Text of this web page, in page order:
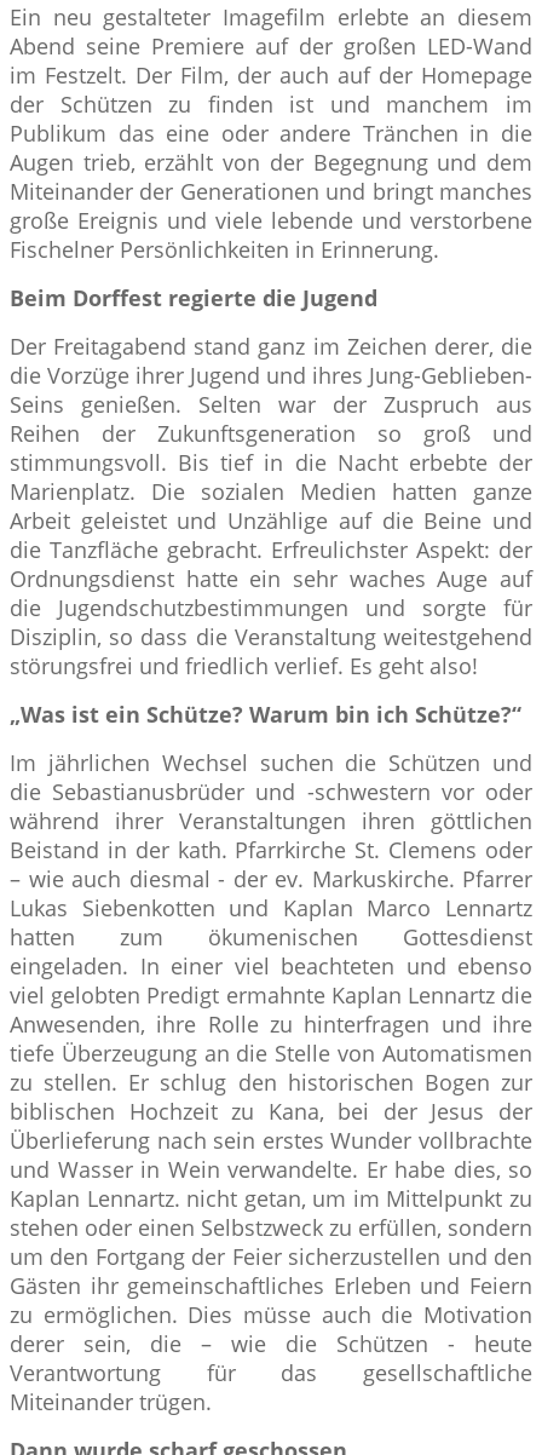
Ein neu gestalteter Imagefilm erlebte an diesem
Abend seine Premiere auf der großen LED-Wand
im Festzelt. Der Film, der auch auf der Homepage
der Schützen zu finden ist und manchem im
Publikum das eine oder andere Tränchen in die
Augen trieb, erzählt von der Begegnung und dem
Miteinander der Generationen und bringt manches
große Ereignis und viele lebende und verstorbene
Fischelner Persönlichkeiten in Erinnerung.
Beim Dorffest regierte die Jugend
Der Freitagabend stand ganz im Zeichen derer, die
die Vorzüge ihrer Jugend und ihres Jung-Geblieben-
Seins genießen. Selten war der Zuspruch aus
Reihen der Zukunftsgeneration so groß und
stimmungsvoll. Bis tief in die Nacht erbebte der
Marienplatz. Die sozialen Medien hatten ganze
Arbeit geleistet und Unzählige auf die Beine und
die Tanzfläche gebracht. Erfreulichster Aspekt: der
Ordnungsdienst hatte ein sehr waches Auge auf
die Jugendschutzbestimmungen und sorgte für
Disziplin, so dass die Veranstaltung weitestgehend
störungsfrei und friedlich verlief. Es geht also!
„Was ist ein Schütze? Warum bin ich Schütze?“
Im jährlichen Wechsel suchen die Schützen und
die Sebastianusbrüder und -schwestern vor oder
während ihrer Veranstaltungen ihren göttlichen
Beistand in der kath. Pfarrkirche St. Clemens oder
– wie auch diesmal - der ev. Markuskirche. Pfarrer
Lukas Siebenkotten und Kaplan Marco Lennartz
hatten zum ökumenischen Gottesdienst
eingeladen. In einer viel beachteten und ebenso
viel gelobten Predigt ermahnte Kaplan Lennartz die
Anwesenden, ihre Rolle zu hinterfragen und ihre
tiefe Überzeugung an die Stelle von Automatismen
zu stellen. Er schlug den historischen Bogen zur
biblischen Hochzeit zu Kana, bei der Jesus der
Überlieferung nach sein erstes Wunder vollbrachte
und Wasser in Wein verwandelte. Er habe dies, so
Kaplan Lennartz. nicht getan, um im Mittelpunkt zu
stehen oder einen Selbstzweck zu erfüllen, sondern
um den Fortgang der Feier sicherzustellen und den
Gästen ihr gemeinschaftliches Erleben und Feiern
zu ermöglichen. Dies müsse auch die Motivation
derer sein, die – wie die Schützen - heute
Verantwortung für das gesellschaftliche
Miteinander trügen.